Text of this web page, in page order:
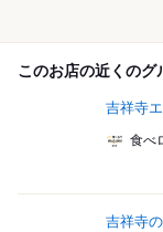
このお店の近くのグ
吉祥寺
食べ
吉祥寺